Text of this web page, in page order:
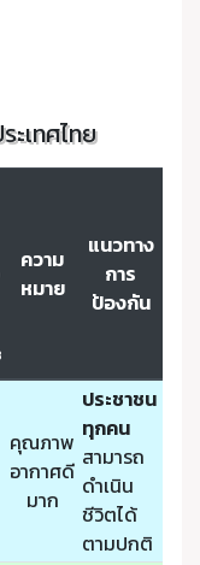
เทศไทย
ความ
หมาย
แนวทาง
การ
ป้องกัน
คุณภาพ
อากาศดี
มาก
ประชาชน
ทุกคน
สามารถ
ดำเนิน
ชีวิตได้
ตามปกติ